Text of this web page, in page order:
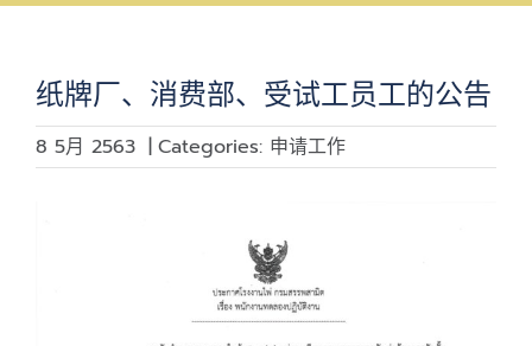
纸牌厂、消费部、受试工员工的公告
8 5月 2563 | Categories: 申请工作